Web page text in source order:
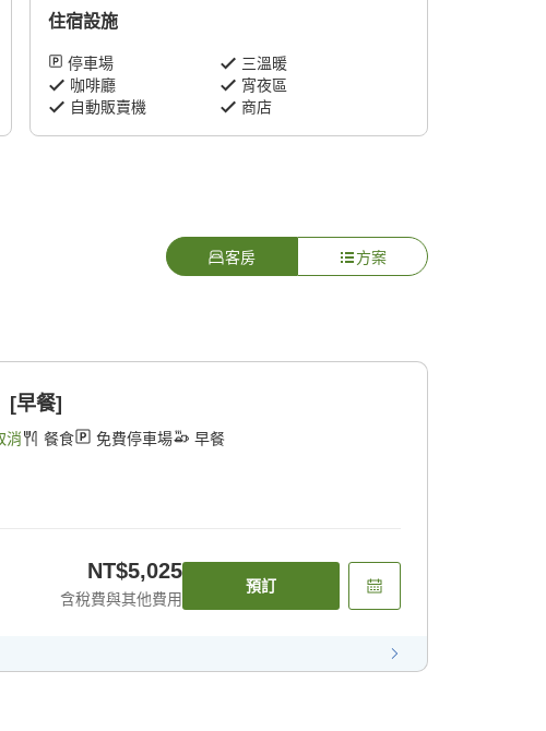
住宿設施
停車場
三溫暖
咖啡廳
宵夜區
自動販賣機
商店
客房 方案
[早餐]
消 餐食 免費停車場 早餐
NT$5,025
含稅費與其他費用
預訂